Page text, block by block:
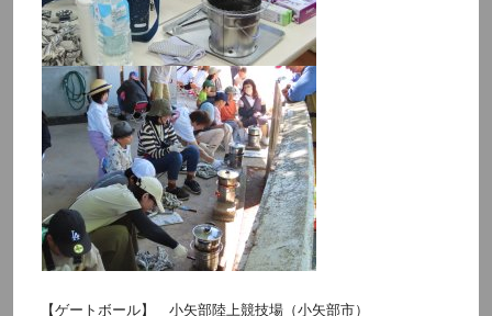
【ゲートボール】 小矢部陸上競技場（小矢部市）